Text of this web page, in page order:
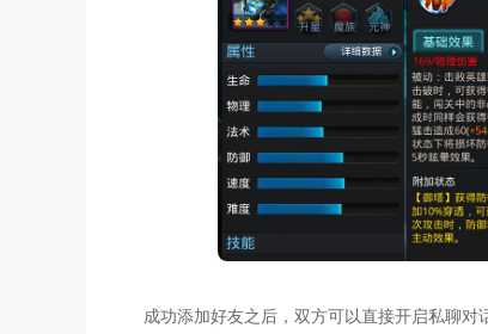
成功添加好友之后，双方可以直接开启私聊